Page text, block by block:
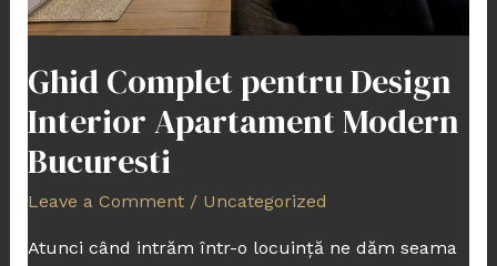
Ghid Complet pentru Design
Interior Apartament Modern
Bucuresti
Leave a Comment / Uncategorized
Atunci când intrăm într-o locuință ne dăm seama